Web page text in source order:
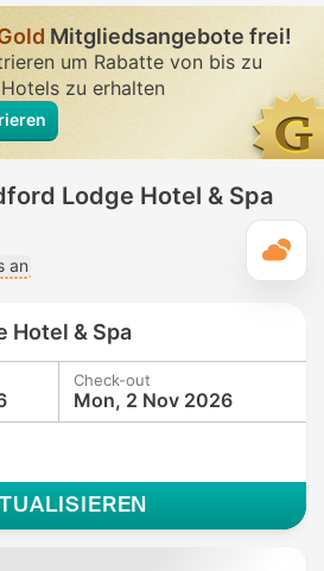
Mitgliedsangebote frei!
um Rabatte von bis zu
zu erhalten
Lodge Hotel & Spa
an
Hotel & Spa
Check-out
Mon, 2 Nov 2026